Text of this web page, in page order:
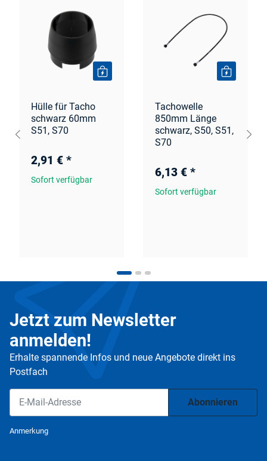
Hülle für Tacho
schwarz 60mm
S51, S70
2,91 € *
Sofort verfügbar
Tachowelle
850mm Länge
schwarz, S50, S51,
S70
6,13 € *
Sofort verfügbar
Jetzt zum Newsletter
anmelden!
Erhalte spannende Infos und neue Angebote direkt ins
Postfach
Abonnieren
Anmerkung